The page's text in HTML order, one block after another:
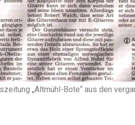
„Altmühl-Bote“ aus den